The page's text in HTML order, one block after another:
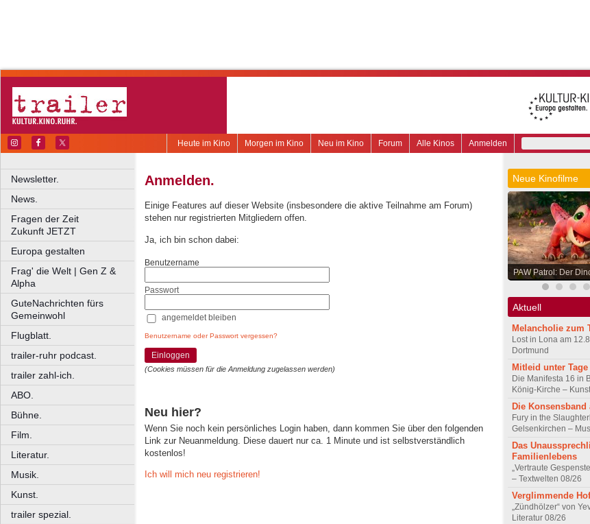
Anmelden
Alle Kinos
Forum
Neu im Kino
Morgen im Kino
Heute im Kino
Newsletter.
News.
Fragen der Zeit
Zukunft JETZT
Europa gestalten
Frag' die Welt | Gen Z &
Alpha
GuteNachrichten fürs
Gemeinwohl
Flugblatt.
trailer-ruhr podcast.
trailer zahl-ich.
ABO.
Bühne.
Film.
Literatur.
Musik.
Kunst.
trailer spezial.
Anmelden.
Einige Features auf dieser Website (insbesondere die aktive Teilnahme am Forum)
stehen nur registrierten Mitgliedern offen.
Ja, ich bin schon dabei:
Benutzername
Passwort
angemeldet bleiben
Benutzername oder Passwort vergessen?
Einloggen
(Cookies müssen für die Anmeldung zugelassen werden)
Neu hier?
Wenn Sie noch kein persönliches Login haben, dann kommen Sie über den folgenden
Link zur Neuanmeldung. Diese dauert nur ca. 1 Minute und ist selbstverständlich
kostenlos!
Ich will mich neu registrieren!
Neue Kinofilme
PAW Patrol: Der
Aktuell
Melancholie zum
Lost in Lona am
Dortmund
Mitleid unter Tage
Die Manifesta 16 in
König-Kirche –
Die Konsensband
Fury in the
Gelsenkirchen –
Das
Familienlebens
„Vertraute
– Textwelten 08/26
Verglimmende
„Zündhölzer“ von
Literatur 08/26